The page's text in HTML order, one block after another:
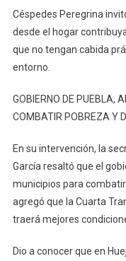
Céspedes Peregrina
desde el hogar
que no tengan cabida
entorno.
GOBIERNO DE PUEBLA,
COMBATIR POBREZA Y
En su intervención, la
García resaltó que el
municipios para
agregó que la Cuarta
traerá mejores
Dio a conocer que en